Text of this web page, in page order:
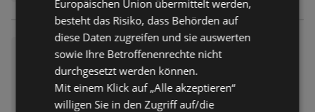
Top-Deals für alle Kunden
Prospekt nicht mehr gültig
Abgelaufen am: 30.06.2026
Entfernt: 12,23 km
Europäischen Union übermittelt werden,
besteht das Risiko, dass Behörden auf
diese Daten zugreifen und sie auswerten
sowie Ihre Betroffenenrechte nicht
durchgesetzt werden können.
Mit einem Klick auf „Alle akzeptieren“
willigen Sie in den Zugriff auf/die